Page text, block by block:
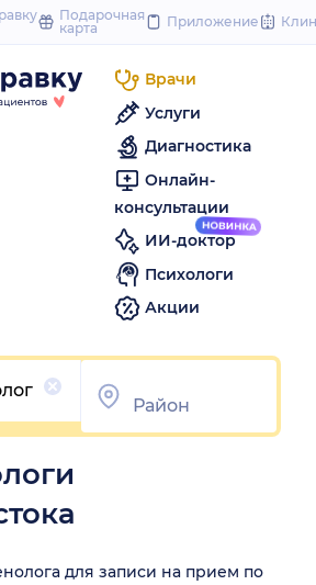
to
Закрыть
Подарочная
карта
Приложение
Врачи
Услуги
Диагностика
Онлайн-
консультации
ИИ-доктор
Психологи
Акции
для записи на прием по